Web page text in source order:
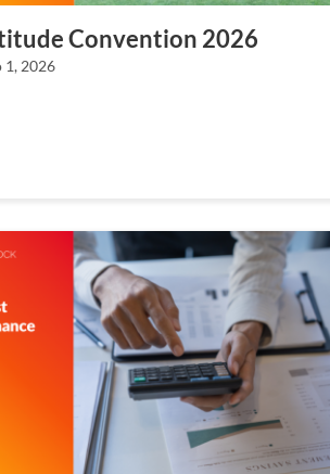
Convention 2026
1, 2026